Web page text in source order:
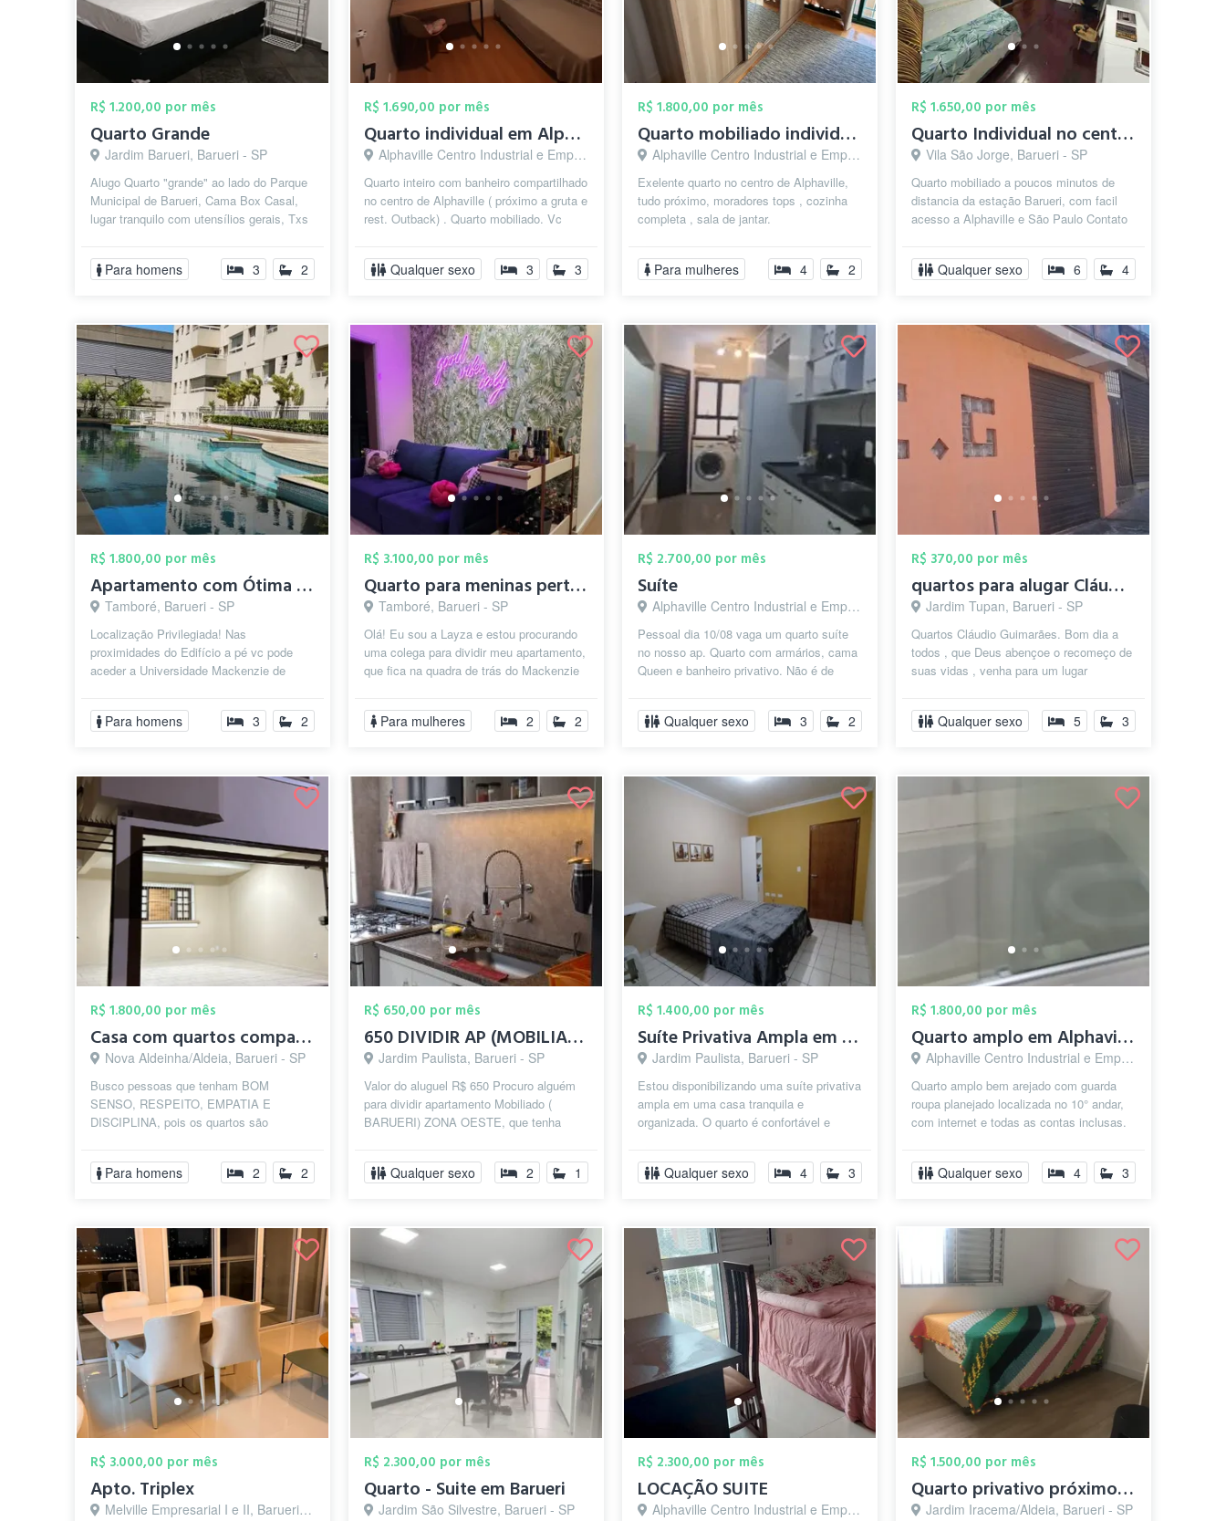
R$ 1.200,00 por mês
Quarto Grande
Jardim Barueri, Barueri - SP
Alugo Quarto "grande" ao lado do Parque
Municipal de Barueri, Cama Box Casal,
lugar tranquilo com utensílios gerais, Txs
Para homens 3 2
R$ 1.690,00 por mês
Quarto individual em Alphaville (CENTRO ...
Alphaville Centro Industrial e Empresarial/Alphaville., Barueri - SP
Quarto inteiro com banheiro compartilhado
no centro de Alphaville ( próximo a gruta e
rest. Outback) . Quarto mobiliado. Vc
Qualquer sexo 3 3
R$ 1.800,00 por mês
Quarto mobiliado individual
Alphaville Centro Industrial e Empresarial/Alphaville., Barueri - SP
Exelente quarto no centro de Alphaville,
tudo próximo, moradores tops , cozinha
completa , sala de jantar.
Para mulheres 4 2
R$ 1.650,00 por mês
Quarto Individual no centro de Barueri
Vila São Jorge, Barueri - SP
Quarto mobiliado a poucos minutos de
distancia da estação Barueri, com facil
acesso a Alphaville e São Paulo Contato
Qualquer sexo 6 4
R$ 1.800,00 por mês
Apartamento com Ótima Localização
Tamboré, Barueri - SP
Localização Privilegiada! Nas
proximidades do Edifício a pé vc pode
aceder a Universidade Mackenzie de
Atacadão,Shooping Tamboré...
Para homens 3 2
R$ 3.100,00 por mês
Quarto para meninas pertinho do Mackenzi...
Tamboré, Barueri - SP
Olá! Eu sou a Layza e estou procurando
uma colega para dividir meu apartamento,
que fica na quadra de trás do Mackenzie
Para mulheres 2 2
R$ 2.700,00 por mês
Suíte
Alphaville Centro Industrial e Empresarial/Alphaville., Barueri - SP
Pessoal dia 10/08 vaga um quarto suíte
no nosso ap. Quarto com armários, cama
Queen e banheiro privativo. Não é de
Qualquer sexo 3 2
R$ 370,00 por mês
quartos para alugar Cláudio Guimarães
Jardim Tupan, Barueri - SP
Quartos Cláudio Guimarães. Bom dia a
todos , que Deus abençoe o recomeço de
suas vidas , venha para um lugar
a...
Qualquer sexo 5 3
R$ 1.800,00 por mês
Casa com quartos compartilhados em excel...
Nova Aldeinha/Aldeia, Barueri - SP
Busco pessoas que tenham BOM
SENSO, RESPEITO, EMPATIA E
DISCIPLINA, pois os quartos são
arejada com EXCELENTE lo...
Para homens 2 2
R$ 650,00 por mês
650 DIVIDIR AP (MOBILIADO) quarto indiv...
Jardim Paulista, Barueri - SP
Valor do aluguel R$ 650 Procuro alguém
para dividir apartamento Mobiliado (
BARUERI) ZONA OESTE, que tenha
junt...
Qualquer sexo 2 1
R$ 1.400,00 por mês
Suíte Privativa Ampla em Casa Tranquila ...
Jardim Paulista, Barueri - SP
Estou disponibilizando uma suíte privativa
ampla em uma casa tranquila e
organizada. O quarto é confortável e
quar...
Qualquer sexo 4 3
R$ 1.800,00 por mês
Quarto amplo em Alphaville
Alphaville Centro Industrial e Empresarial/Alphaville., Barueri - SP
Quarto amplo bem arejado com guarda
roupa planejado localizada no 10° andar,
com internet e todas as contas inclusas.
Qualquer sexo 4 3
R$ 3.000,00 por mês
Apto. Triplex
Melville Empresarial I e II, Barueri - SP
R$ 2.300,00 por mês
Quarto - Suite em Barueri
Jardim São Silvestre, Barueri - SP
R$ 2.300,00 por mês
LOCAÇÃO SUITE
Alphaville Centro Industrial e Empresarial/Alphaville., Barueri - SP
R$ 1.500,00 por mês
Quarto privativo próximo ao shopping de ...
Jardim Iracema/Aldeia, Barueri - SP